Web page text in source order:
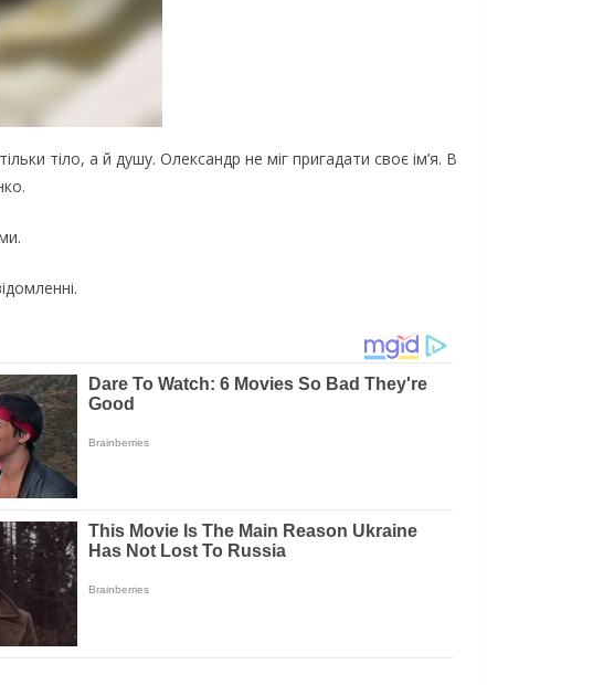
тіло, а й душу. Олександр не міг пригадати своє ім’я. В